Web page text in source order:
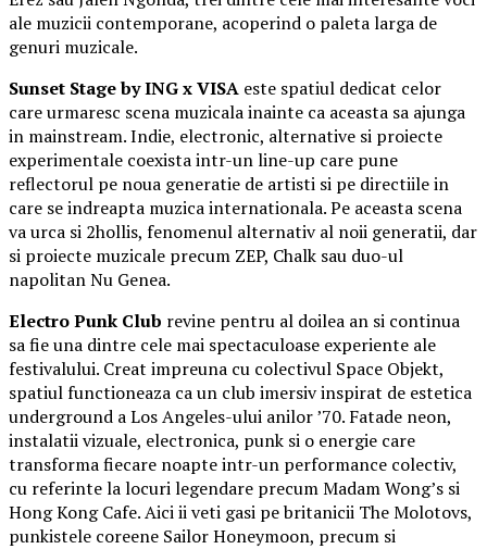
ale muzicii contemporane, acoperind o paleta larga de
genuri muzicale.
Sunset Stage by ING x VISA este spatiul dedicat celor
care urmaresc scena muzicala inainte ca aceasta sa ajunga
in mainstream. Indie, electronic, alternative si proiecte
experimentale coexista intr-un line-up care pune
reflectorul pe noua generatie de artisti si pe directiile in
care se indreapta muzica internationala. Pe aceasta scena
va urca si 2hollis, fenomenul alternativ al noii generatii, dar
si proiecte muzicale precum ZEP, Chalk sau duo-ul
napolitan Nu Genea.
Electro Punk Club revine pentru al doilea an si continua
sa fie una dintre cele mai spectaculoase experiente ale
festivalului. Creat impreuna cu colectivul Space Objekt,
spatiul functioneaza ca un club imersiv inspirat de estetica
underground a Los Angeles-ului anilor ’70. Fatade neon,
instalatii vizuale, electronica, punk si o energie care
transforma fiecare noapte intr-un performance colectiv,
cu referinte la locuri legendare precum Madam Wong’s si
Hong Kong Cafe. Aici ii veti gasi pe britanicii The Molotovs,
punkistele coreene Sailor Honeymoon, precum si